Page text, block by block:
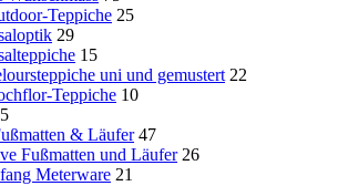
Teppiche 25
29
15
uni und gemustert 22
Teppiche 10
& Läufer 47
Fußmatten und Läufer 26
Meterware 21